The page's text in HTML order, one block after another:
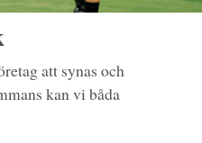
att synas och
kan vi båda